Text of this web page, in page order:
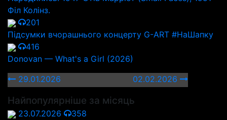
Філ Колінз.
201
Підсумки вчорашнього концерту G-ART #НаШапку
416
Donovan — What's a Girl (2026)
29.01.2026
02.02.2026
Найпопулярніше за місяць
23.07.2026
358